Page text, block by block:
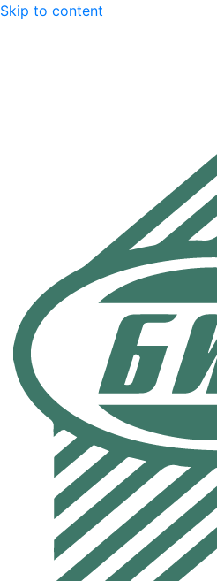
Skip to content